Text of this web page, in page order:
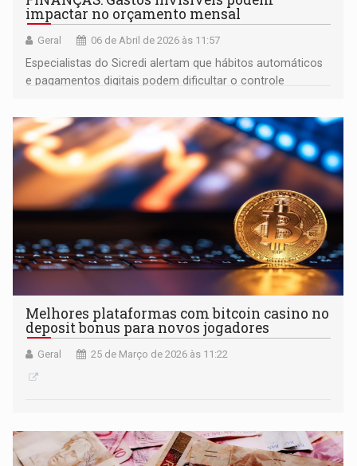
impactar no orçamento mensal
Geral 06 de Abril de 2026 às 11:57
Especialistas do Sicredi alertam que hábitos automáticos
e pagamentos digitais podem dificultar o controle
Melhores plataformas com bitcoin casino no
deposit bonus para novos jogadores
Geral 25 de Março de 2026 às 11:22